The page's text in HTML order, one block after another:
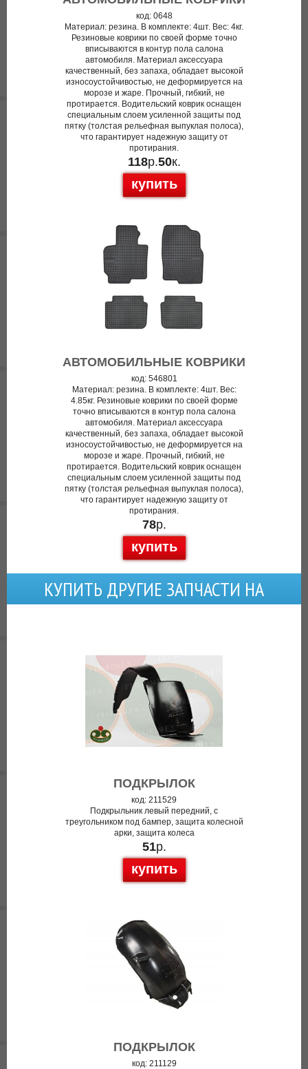
код: 0648
Материал: резина. В комплекте: 4шт. Вес: 4кг.
Резиновые коврики по своей форме точно
вписываются в контур пола салона
автомобиля. Материал аксессуара
качественный, без запаха, обладает высокой
износоустойчивостью, не деформируется на
морозе и жаре. Прочный, гибкий, не
протирается. Водительский коврик оснащен
специальным слоем усиленной защиты под
пятку (толстая рельефная выпуклая полоса),
что гарантирует надежную защиту от
протирания.
118р.50к.
купить
АВТОМОБИЛЬНЫЕ КОВРИКИ
код: 546801
Материал: резина. В комплекте: 4шт. Вес:
4.85кг. Резиновые коврики по своей форме
точно вписываются в контур пола салона
автомобиля. Материал аксессуара
качественный, без запаха, обладает высокой
износоустойчивостью, не деформируется на
морозе и жаре. Прочный, гибкий, не
протирается. Водительский коврик оснащен
специальным слоем усиленной защиты под
пятку (толстая рельефная выпуклая полоса),
что гарантирует надежную защиту от
протирания.
78р.
купить
КУПИТЬ ДРУГИЕ ЗАПЧАСТИ НА
ПОДКРЫЛОК
код: 211529
Подкрыльник левый передний, с
треугольником под бампер, защита колесной
арки, защита колеса
51р.
купить
ПОДКРЫЛОК
код: 211129